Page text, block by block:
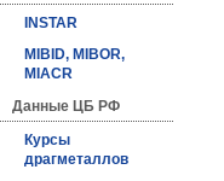
INSTAR
MIBID, MIBOR,
MIACR
Данные ЦБ РФ
Курсы
драгметаллов